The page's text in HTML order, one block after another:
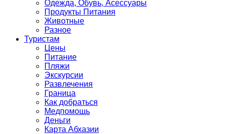
Одежда, Обувь, Асессуары
Продукты Питания
Животные
Разное
Туристам
Цены
Питание
Пляжи
Экскурсии
Развлечения
Граница
Как добраться
Медпомощь
Деньги
Карта Абхазии